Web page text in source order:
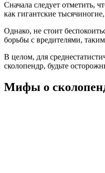
Сначала следует отметить,
как гигантские
Однако, не стоит
борьбы с вредителями,
В целом, для
сколопендр, будьте
Мифы о